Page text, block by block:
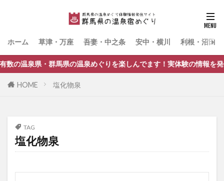
ホーム 草津・万座 吾妻・中之条 安中・横川 利根・沼田
・群馬県の温泉めぐりを楽しんでます！実体験の情報を発信していま
HOME 塩化物泉
TAG
塩化物泉